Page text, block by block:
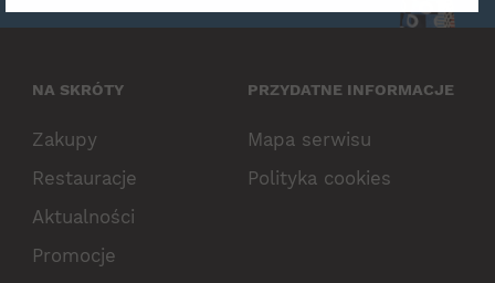
NA SKRÓTY
Zakupy
Restauracje
Aktualności
Promocje
PRZYDATNE INFORMACJE
Mapa serwisu
Polityka cookies